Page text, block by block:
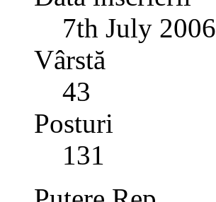
7th July 2006
Vârstă
43
Posturi
131